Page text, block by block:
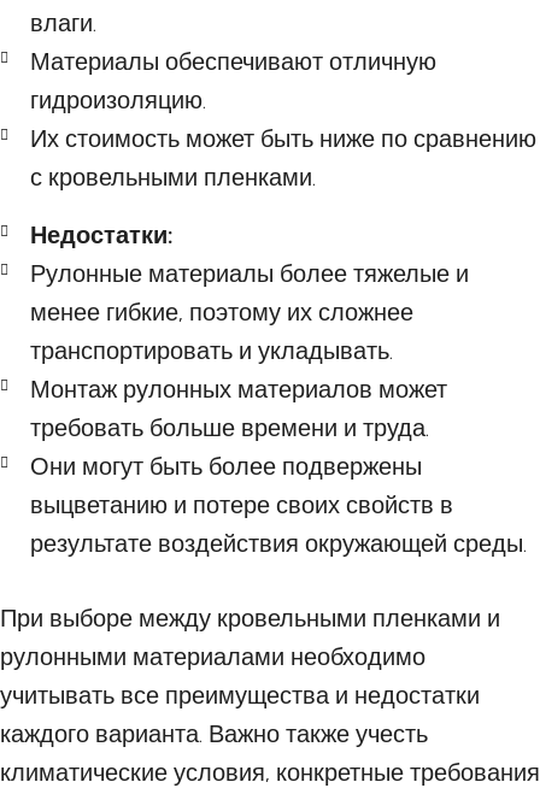
влаги.
Материалы обеспечивают отличную
гидроизоляцию.
Их стоимость может быть ниже по сравнению
с кровельными пленками.
Недостатки:
Рулонные материалы более тяжелые и
менее гибкие, поэтому их сложнее
транспортировать и укладывать.
Монтаж рулонных материалов может
требовать больше времени и труда.
Они могут быть более подвержены
выцветанию и потере своих свойств в
результате воздействия окружающей среды.
При выборе между кровельными пленками и
рулонными материалами необходимо
учитывать все преимущества и недостатки
каждого варианта. Важно также учесть
климатические условия, конкретные требования